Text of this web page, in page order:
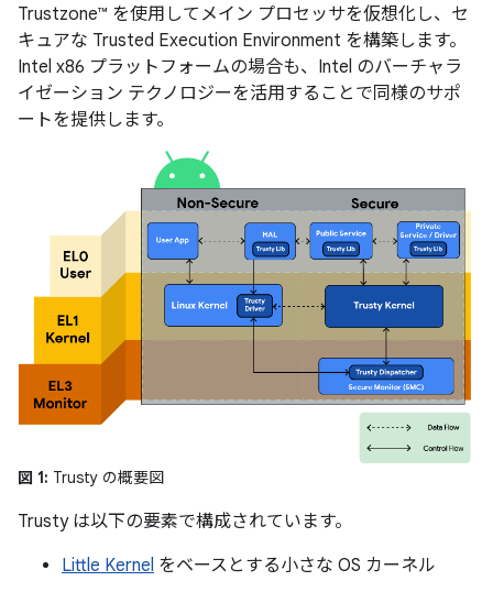
Trustzone™ を使用してメイン プロセッサを仮想化し、セ
キュアな Trusted Execution Environment を構築します。
Intel x86 プラットフォームの場合も、Intel のバーチャラ
イゼーション テクノロジーを活用することで同様のサポ
ートを提供します。
図 1: Trusty の概要図
Trusty は以下の要素で構成されています。
Little Kernel をベースとする小さな OS カーネル